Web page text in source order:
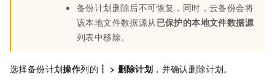
备份计划删除后不可恢复，同时，云备份会将
该本地文件数据源从 已保护的本地文件数据源
列表中移除。
选择备份计划操作列的 ┇ > 删除计划 ，并确认删除计划。